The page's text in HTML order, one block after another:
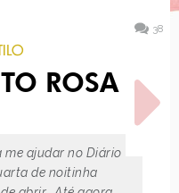
38
ROSA
me ajudar no Diário
de noitinha